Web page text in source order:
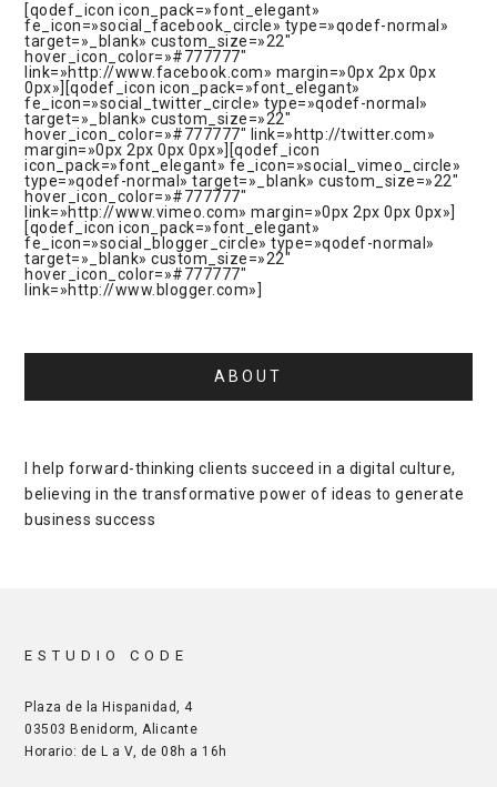
[qodef_icon icon_pack=»font_elegant»
fe_icon=»social_facebook_circle» type=»qodef-normal»
target=»_blank» custom_size=»22″
hover_icon_color=»#777777″
link=»http://www.facebook.com» margin=»0px 2px 0px
0px»][qodef_icon icon_pack=»font_elegant»
fe_icon=»social_twitter_circle» type=»qodef-normal»
target=»_blank» custom_size=»22″
hover_icon_color=»#777777″ link=»http://twitter.com»
margin=»0px 2px 0px 0px»][qodef_icon
icon_pack=»font_elegant» fe_icon=»social_vimeo_circle»
type=»qodef-normal» target=»_blank» custom_size=»22″
hover_icon_color=»#777777″
link=»http://www.vimeo.com» margin=»0px 2px 0px 0px»]
[qodef_icon icon_pack=»font_elegant»
fe_icon=»social_blogger_circle» type=»qodef-normal»
target=»_blank» custom_size=»22″
hover_icon_color=»#777777″
link=»http://www.blogger.com»]
ABOUT
I help forward-thinking clients succeed in a digital culture,
believing in the transformative power of ideas to generate
business success
ESTUDIO CODE
Plaza de la Hispanidad, 4
03503 Benidorm, Alicante
Horario: de L a V, de 08h a 16h